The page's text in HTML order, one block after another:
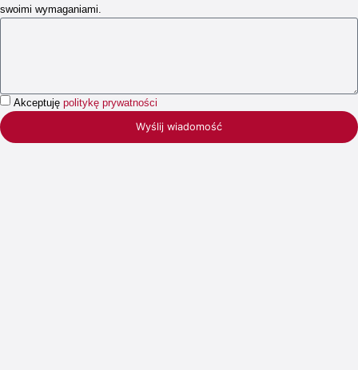
swoimi wymaganiami.
Akceptuję politykę prywatności
Wyślij wiadomość